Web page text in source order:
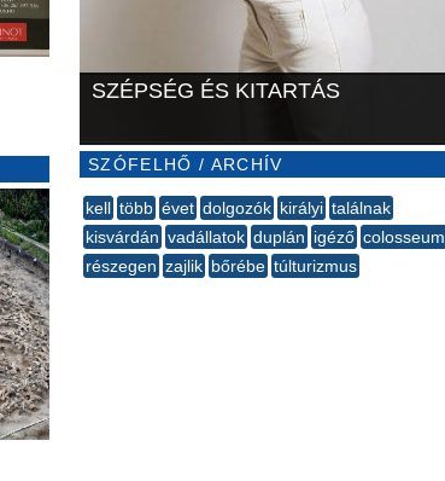
SZÉPSÉG ÉS KITARTÁS
SZÓFELHŐ / ARCHÍV
kell több évet dolgozók királyi találnak
kisvárdán vadállatok duplán igéző colosseum
részegen zajlik bőrébe túlturizmus